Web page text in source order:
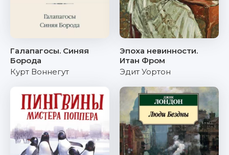
Галапагосы. Синяя
Борода
Курт Воннегут
Эпоха невинности.
Итан Фром
Эдит Уортон